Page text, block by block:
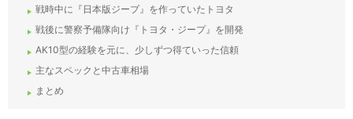
戦時中に『日本版ジープ』を作っていたトヨタ
戦後に警察予備隊向け『トヨタ・ジープ』を開発
AK10型の経験を元に、少しずつ得ていった信頼
主なスペックと中古車相場
まとめ